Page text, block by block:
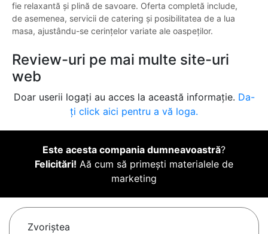
fie relaxantă și plină de savoare. Oferta completă include,
de asemenea, servicii de catering și posibilitatea de a lua
masa, ajustându-se cerințelor variate ale oaspeților.
Review-uri pe mai multe site-uri
web
Doar userii logați au acces la această informație. Da-
ți click aici pentru a vă loga.
Este acesta compania dumneavoastră?
Felicitări! Aă cum să primești materialele de
marketing
Zvoriştea